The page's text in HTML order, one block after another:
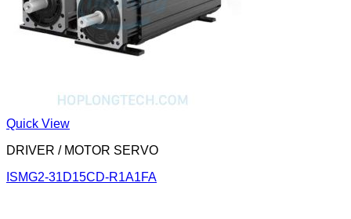
Quick View
DRIVER / MOTOR SERVO
ISMG2-31D15CD-R1A1FA